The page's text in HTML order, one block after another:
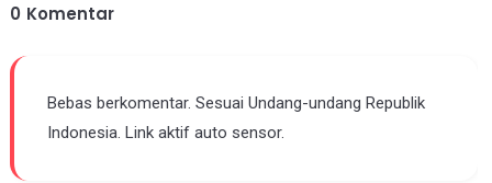
0 Komentar
Bebas berkomentar. Sesuai Undang-undang Republik
Indonesia. Link aktif auto sensor.